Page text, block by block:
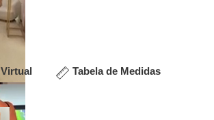
Tabela de Medidas